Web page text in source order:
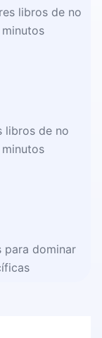
libros de no
libros de no
para dominar